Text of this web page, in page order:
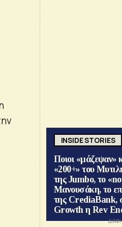
INSIDE STORIES
Ποιοι «μάζεψαν»
«200+» του
της Jumbo, το
Μανουσάκη, το
της CrediaBank,
Growth η Rev